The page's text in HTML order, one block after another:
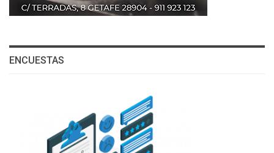
ENCUESTAS